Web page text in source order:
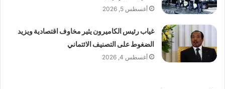
أغسطس 5, 2026
غياب رئيس الكاميرون يثير مخاوف اقتصادية ويزيد
الضغوط على التصنيف الائتماني
أغسطس 4, 2026